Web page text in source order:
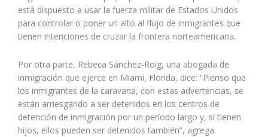
está dispuesto a usar la fuerza militar de Estados Unidos
para controlar o poner un alto al flujo de inmigrantes que
tienen intenciones de cruzar la frontera norteamericana.
Por otra parte, Rebeca Sánchez-Roig, una abogada de
inmigración que ejerce en Miami, Florida, dice: “Pienso que
los inmigrantes de la caravana, con estas advertencias, se
están arriesgando a ser detenidos en los centros de
detención de inmigración por un período largo y, si tienen
hijos, ellos pueden ser detenidos también”, agrega.